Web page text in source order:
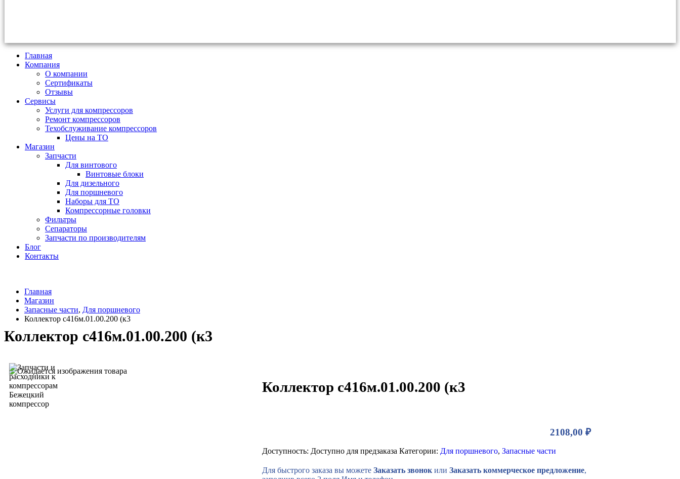
Главная
Компания
О компании
Сертификаты
Отзывы
Сервисы
Услуги для компрессоров
Ремонт компрессоров
Техобслуживание компрессоров
Цены на ТО
Магазин
Запчасти
Для винтового
Винтовые блоки
Для дизельного
Для поршневого
Наборы для ТО
Компрессорные головки
Фильтры
Сепараторы
Запчасти по производителям
Блог
Контакты
Главная
Магазин
Запасные части, Для поршневого
Коллектор с416м.01.00.200 (к3
Коллектор с416м.01.00.200 (к3
Коллектор с416м.01.00.200 (к3
2108,00 ₽
Доступность: Доступно для предзаказа Категории: Для поршневого, Запасные части
Для быстрого заказа вы можете Заказать звонокили Заказать коммерческое предложение,